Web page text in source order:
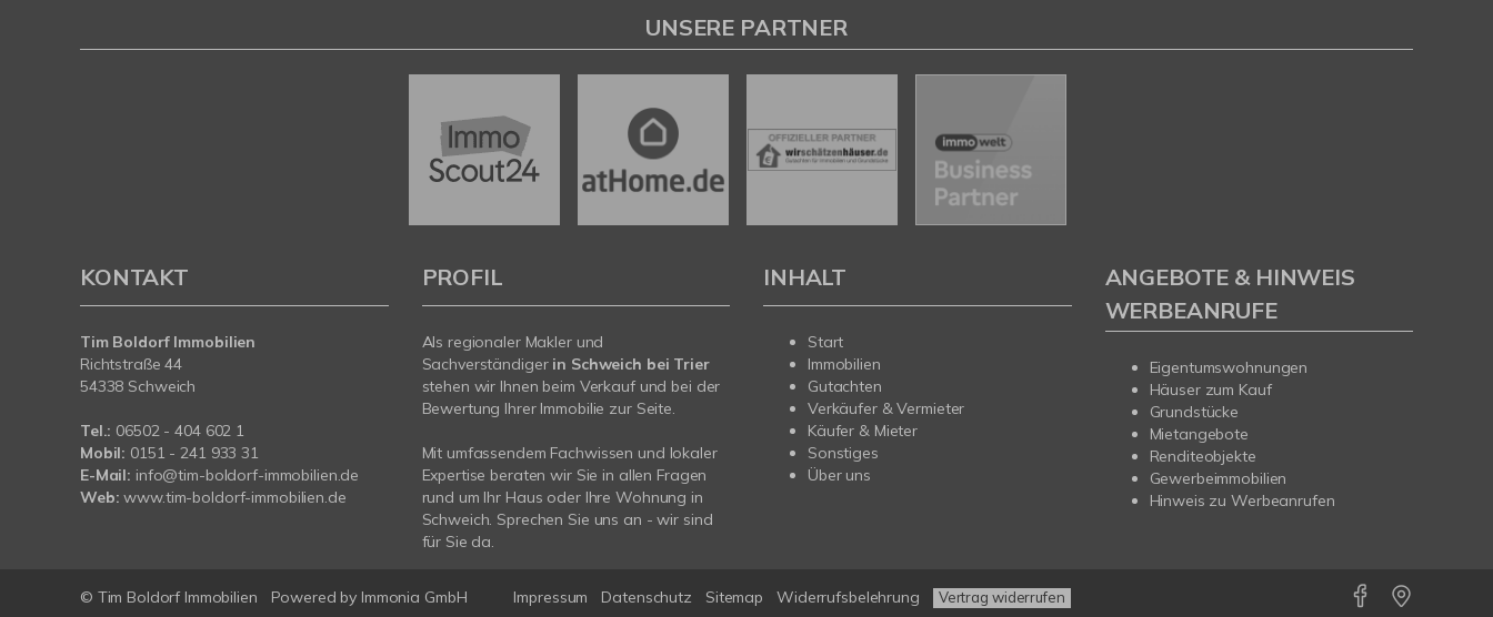
UNSERE PARTNER
KONTAKT
Tim Boldorf Immobilien
Richtstraße 44
54338 Schweich
Tel.: 06502 - 404 602 1
Mobil: 0151 - 241 933 31
E-Mail: info@tim-boldorf-immobilien.de
Web:www.tim-boldorf-immobilien.de
PROFIL
Als regionaler Makler und
Sachverständigerin Schweich bei Trier
stehen wir Ihnen beim Verkauf und bei der
Bewertung Ihrer Immobilie zur Seite.
Mit umfassendem Fachwissen und lokaler
Expertise beraten wir Sie in allen Fragen
rund um Ihr Haus oder Ihre Wohnung in
Schweich. Sprechen Sie uns an - wir sind
für Sie da.
INHALT
Start
Immobilien
Gutachten
Verkäufer & Vermieter
Käufer & Mieter
Sonstiges
Über uns
ANGEBOTE & HINWEIS
WERBEANRUFE
Eigentumswohnungen
Häuser zum Kauf
Grundstücke
Mietangebote
Renditeobjekte
Gewerbeimmobilien
Hinweis zu Werbeanrufen
© Tim Boldorf Immobilien Powered by Immonia GmbH Impressum Datenschutz Sitemap Widerrufsbelehrung Vertrag widerrufen